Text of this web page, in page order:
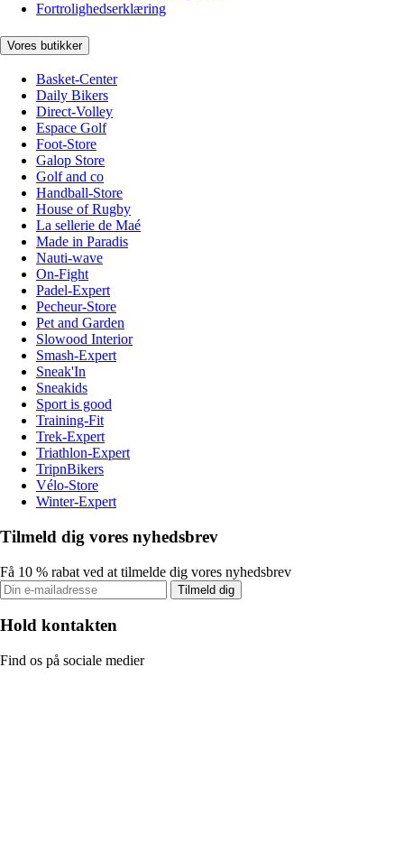
Fortrolighedserklæring
Vores butikker
Basket-Center
Daily Bikers
Direct-Volley
Espace Golf
Foot-Store
Galop Store
Golf and co
Handball-Store
House of Rugby
La sellerie de Maé
Made in Paradis
Nauti-wave
On-Fight
Padel-Expert
Pecheur-Store
Pet and Garden
Slowood Interior
Smash-Expert
Sneak'In
Sneakids
Sport is good
Training-Fit
Trek-Expert
Triathlon-Expert
TripnBikers
Vélo-Store
Winter-Expert
Tilmeld dig vores nyhedsbrev
Få 10 % rabat ved at tilmelde dig vores nyhedsbrev
Tilmeld dig
Hold kontakten
Find os på sociale medier